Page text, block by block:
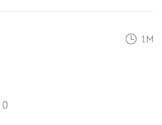
1M
0